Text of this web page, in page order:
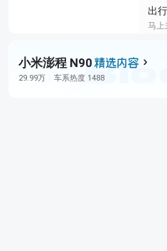
出
马上
小米澎程 N90
29.99万 车系热度 1488